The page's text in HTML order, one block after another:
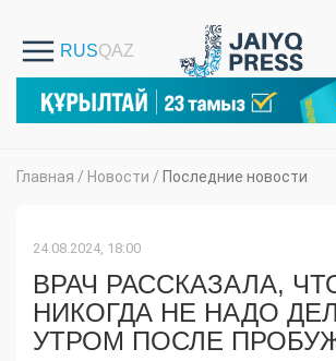
Главная / Новости / Последние новости
24.08.2024, 18:00
ВРАЧ РАССКАЗАЛА,
НИКОГДА НЕ НАДО
УТРОМ ПОСЛЕ